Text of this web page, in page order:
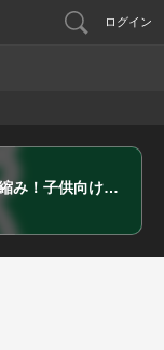
ログイン
ばね｜本物のばねのように伸び縮み！子供向け無料知育アプリ